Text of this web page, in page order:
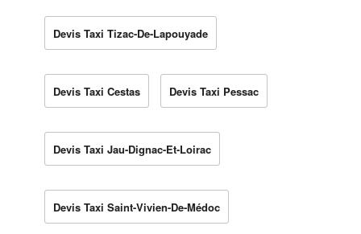
Devis Taxi Tizac-De-Lapouyade
Devis Taxi Cestas Devis Taxi Pessac
Devis Taxi Jau-Dignac-Et-Loirac
Devis Taxi Saint-Vivien-De-Médoc